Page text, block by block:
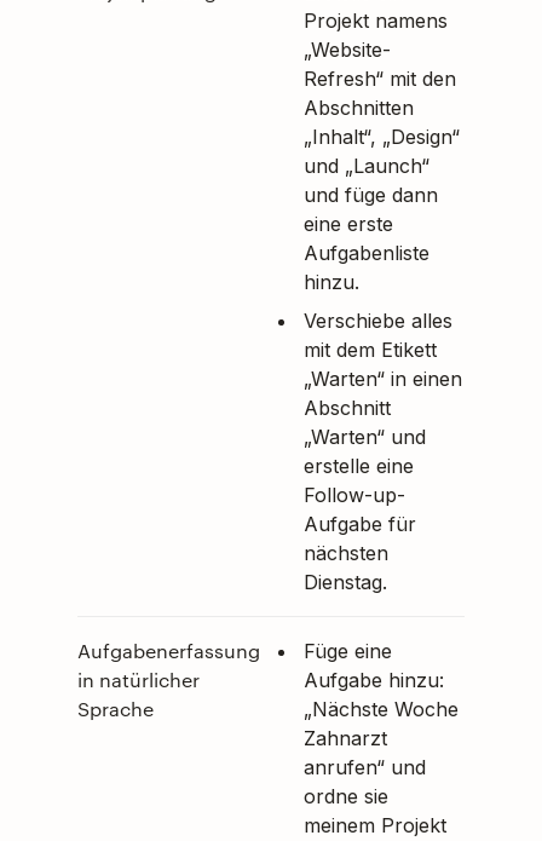
Projekt namens
„Website-
Refresh“ mit den
Abschnitten
„Inhalt“, „Design“
und „Launch“
und füge dann
eine erste
Aufgabenliste
hinzu.
Verschiebe alles
mit dem Etikett
„Warten“ in einen
Abschnitt
„Warten“ und
erstelle eine
Follow-up-
Aufgabe für
nächsten
Dienstag.
Aufgabenerfassung
in natürlicher
Sprache
Füge eine
Aufgabe hinzu:
„Nächste Woche
Zahnarzt
anrufen“ und
ordne sie
meinem Projekt